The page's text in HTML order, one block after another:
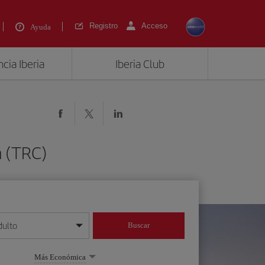
Ayuda Registro Acceso
Iberia Iberia Club
mes/año
Buscar
Más Económica